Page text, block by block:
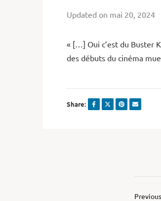
Updated on mai 20, 2024
« […] Oui c’est du Buster
des débuts du cinéma
Share: